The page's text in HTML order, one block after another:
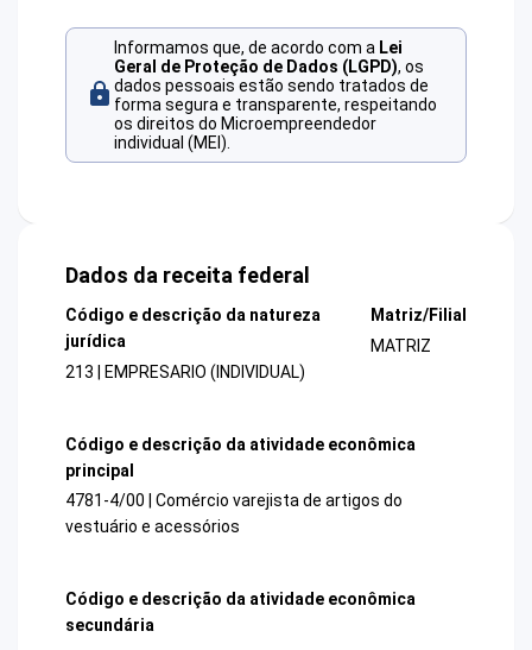
Informamos que, de acordo com a Lei
Geral de Proteção de Dados (LGPD), os
dados pessoais estão sendo tratados de
forma segura e transparente, respeitando
os direitos do Microempreendedor
individual (MEI).
Dados da receita federal
Código e descrição da natureza
jurídica
213 | EMPRESARIO (INDIVIDUAL)
Matriz/Filial
MATRIZ
Código e descrição da atividade econômica
principal
4781-4/00 | Comércio varejista de artigos do
vestuário e acessórios
Código e descrição da atividade econômica
secundária